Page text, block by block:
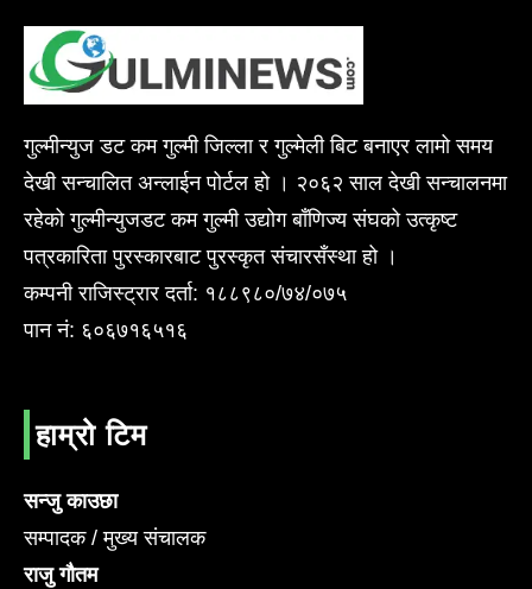
गुल्मीन्युज डट कम गुल्मी जिल्ला र गुल्मेली बिट बनाएर लामो समय
देखी सन्चालित अन्लाईन पोर्टल हो । २०६२ साल देखी सन्चालनमा
रहेको गुल्मीन्युजडट कम गुल्मी उद्योग बाँणिज्य संघको उत्कृष्ट
पत्रकारिता पुरस्कारबाट पुरस्कृत संचारसँस्था हो ।
कम्पनी राजिस्ट्रार दर्ता: १८८९८०/७४/०७५
पान नं: ६०६७१६५१६
हाम्रो टिम
सन्जु काउछा
सम्पादक / मुख्य संचालक
राजु गौतम